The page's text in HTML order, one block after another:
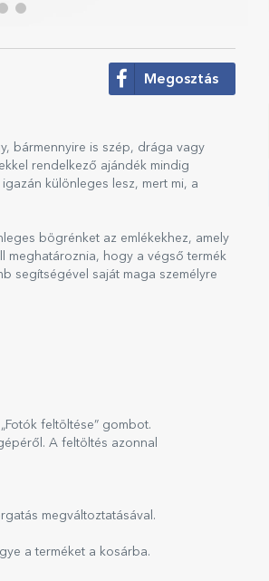
Megosztás
bármennyire is szép, drága vagy
rendelkező ajándék mindig
különleges lesz, mert mi, a
bögrénket az emlékekhez, amely
meghatároznia, hogy a végső termék
segítségével saját maga személyre
feltöltése” gombot.
A feltöltés azonnal
megváltoztatásával.
a terméket a kosárba.